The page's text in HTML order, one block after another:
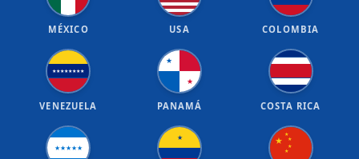
MÉXICO USA COLOMBIA
★★★★★★★★
VENEZUELA
★
★
PANAMÁ COSTA RICA
★★★★★
★ ★
★
★
★
★